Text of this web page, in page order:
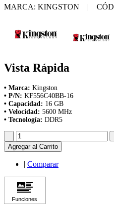
MARCA: KINGSTON |
Vista Rápida
• Marca: Kingston
• P/N: KF556C40BB-16
• Capacidad: 16 GB
• Velocidad: 5600 MHz
• Tecnología: DDR5
Agregar al Carrito
Comparar